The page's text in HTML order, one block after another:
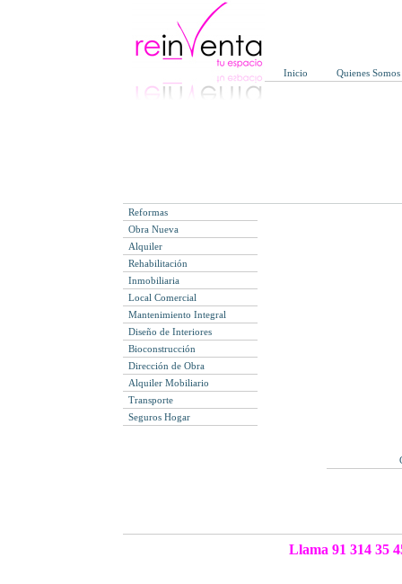
Inicio Quienes Somos
Reformas
Obra Nueva
Alquiler
Rehabilitación
Inmobiliaria
Local Comercial
Mantenimiento Integral
Diseño de Interiores
Bioconstrucción
Dirección de Obra
Alquiler Mobiliario
Transporte
Seguros Hogar
Llama 91 314 35